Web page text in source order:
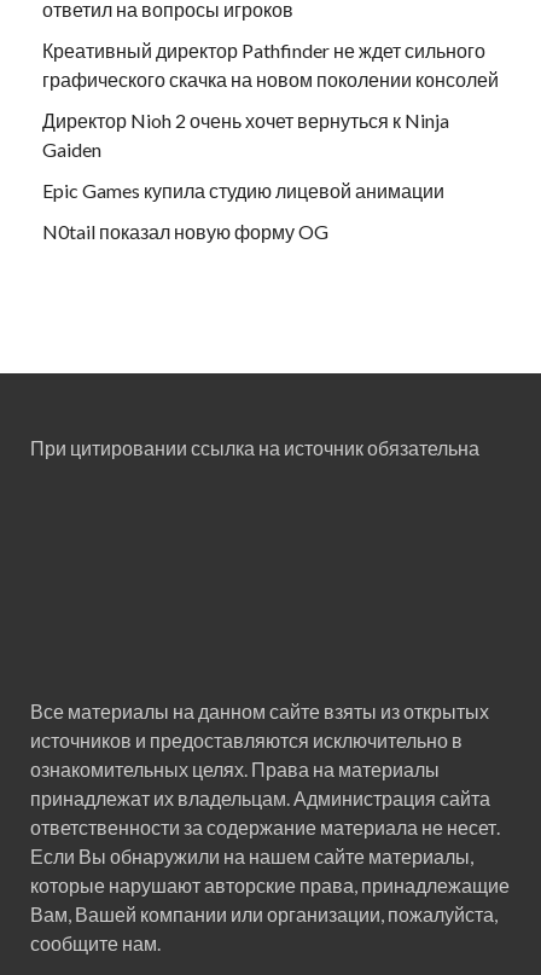
ответил на вопросы игроков
Креативный директор Pathfinder не ждет сильного
графического скачка на новом поколении консолей
Директор Nioh 2 очень хочет вернуться к Ninja
Gaiden
Epic Games купила студию лицевой анимации
N0tail показал новую форму OG
При цитировании ссылка на источник обязательна
Все материалы на данном сайте взяты из открытых
источников и предоставляются исключительно в
ознакомительных целях. Права на материалы
принадлежат их владельцам. Администрация сайта
ответственности за содержание материала не несет.
Если Вы обнаружили на нашем сайте материалы,
которые нарушают авторские права, принадлежащие
Вам, Вашей компании или организации, пожалуйста,
сообщите нам.